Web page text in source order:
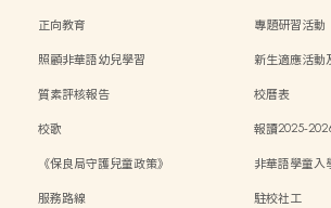
正向教育
專題研習活動
照顧非華語幼兒學習
新生適應活動
質素評核報告
校曆表
校歌
報讀2025-
《保良局守護兒童政策》
非華語學童入
服務路線
駐校社工